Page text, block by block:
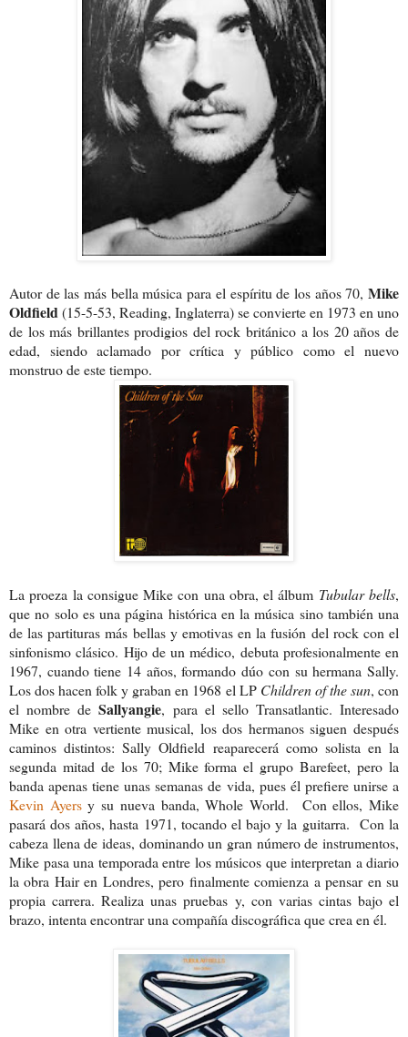
Autor de las más bella música para el espíritu de los años 70, Mike
Oldfield(15-5-53, Reading, Inglaterra) se convierte en 1973 en uno
de los más brillantes prodigios del rock británico a los 20 años de
edad, siendo aclamado por crítica y público como el nuevo
monstruo de este tiempo.
La proeza la consigue Mike con una obra, el álbum Tubular bells,
que no solo es una página histórica en la música sino también una
de las partituras más bellas y emotivas en la fusión del rock con el
sinfonismo clásico. Hijo de un médico, debuta profesionalmente en
1967, cuando tiene 14 años, formando dúo con su hermana Sally.
Los dos hacen folk y graban en 1968 el LP Children of the sun, con
el nombre deSallyangie, para el sello Transatlantic. Interesado
Mike en otra vertiente musical, los dos hermanos siguen después
caminos distintos: Sally Oldfield reaparecerá como solista en la
segunda mitad de los 70; Mike forma el grupo Barefeet, pero la
banda apenas tiene unas semanas de vida, pues él prefiere unirse a
Kevin Ayersy su nueva banda, Whole World. Con ellos, Mike
pasará dos años, hasta 1971, tocando el bajo y la guitarra. Con la
cabeza llena de ideas, dominando un gran número de instrumentos,
Mike pasa una temporada entre los músicos que interpretan a diario
la obra Hair en Londres, pero finalmente comienza a pensar en su
propia carrera. Realiza unas pruebas y, con varias cintas bajo el
brazo, intenta encontrar una compañía discográfica que crea en él.